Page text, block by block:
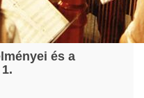
és a